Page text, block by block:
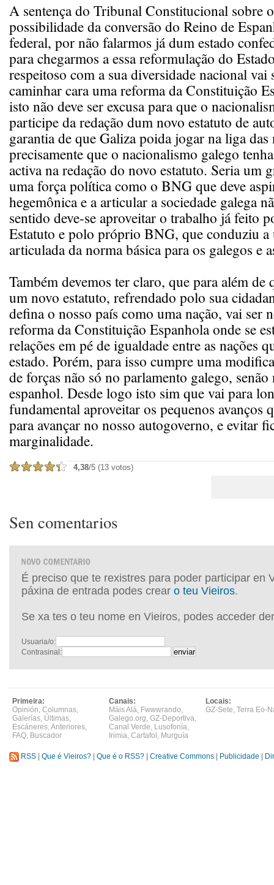
A sentença do Tribunal Constitucional sobre
possibilidade da conversão do Reino de
federal, por não falarmos já dum estado
para chegarmos a essa reformulação do
respeitoso com a sua diversidade nacional vai
caminhar cara uma reforma da Constituição
isto não deve ser excusa para que o
participe da redação dum novo estatuto de
garantia de que Galiza poida jogar na liga das
precisamente que o nacionalismo galego
activa na redação do novo estatuto. Seria um
uma força política como o BNG que deve
hegemônica e a articular a sociedade galega
sentido deve-se aproveitar o trabalho já feito
Estatuto e polo próprio BNG, que conduziu a
articulada da norma básica para os galegos e
Também devemos ter claro, que para além de
um novo estatuto, refrendado polo sua
defina o nosso país como uma nação, vai ser
reforma da Constituição Espanhola onde se
relações em pé de igualdade entre as nações
estado. Porém, para isso cumpre uma
de forças não só no parlamento galego,
espanhol. Desde logo isto sim que vai para
fundamental aproveitar os pequenos avanços
para avançar no nosso autogoverno, e evitar
marginalidade.
4,38/5 (13 votos)
Sen comentarios
É preciso que te rexistres para poder participar en
páxina de entrada podes crear o teu Vieiros.
Se xa tes o teu nome en Vieiros, podes acceder
Usuaria/o:
Contrasinal:
Primeira:
Opinión, Columnas,
Galerías, Últimas,
Escáneres,Anteriores,
FAQ, Buscador
Canais:
Máis Alá, Fwwwrando,
Galego.org, GZ-Deportiva,
Canal Verde, Lusofonía,
Irimia, Cartafol , Murguía
Locais:
GZ-Sete, Terra Eo-
RSS Que é Vieiros? Que é o RSS? Creative Commons Publicidade